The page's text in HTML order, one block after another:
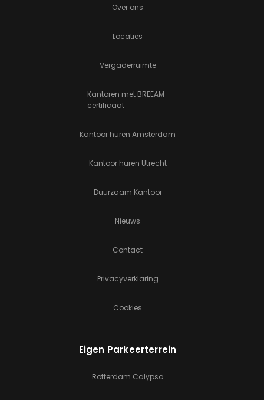
Over ons
Locaties
Vergaderruimte
Kantoren met BREEAM-
certificaat
Kantoor huren Amsterdam
Kantoor huren Utrecht
Duurzaam Kantoor
Nieuws
Contact
Privacyverklaring
Cookies
Eigen Parkeerterrein
Rotterdam Calypso